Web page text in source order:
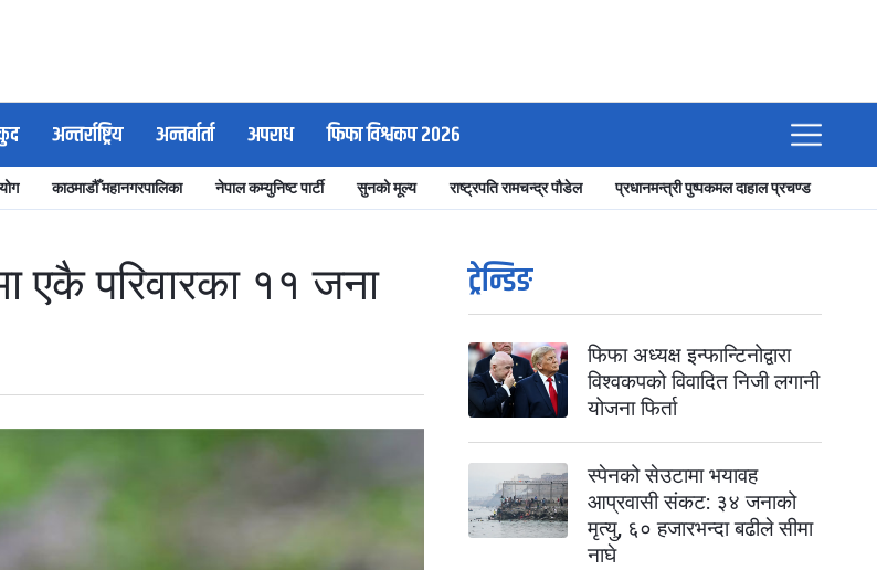
अन्तर्राष्ट्रिय अन्तर्वार्ता अपराध फिफा विश्वकप २०२६
काठमाडौँ महानगरपालिका नेपाल कम्युनिष्ट पार्टी सुनको मूल्य राष्ट्रपति रामचन्द्र पौडेल प्रधानमन्त्री पुष्पकमल दाहाल प्रचण्ड
एकै परिवारका ११ जना
ट्रेन्डिङ
फिफा अध्यक्ष इन्फान्टिनोद्वारा
विश्वकपको विवादित निजी लगानी
योजना फिर्ता
स्पेनको सेउटामा भयावह
आप्रवासी संकट: ३४ जनाको
मृत्यु, ६० हजारभन्दा बढीले सीमा
नाघे